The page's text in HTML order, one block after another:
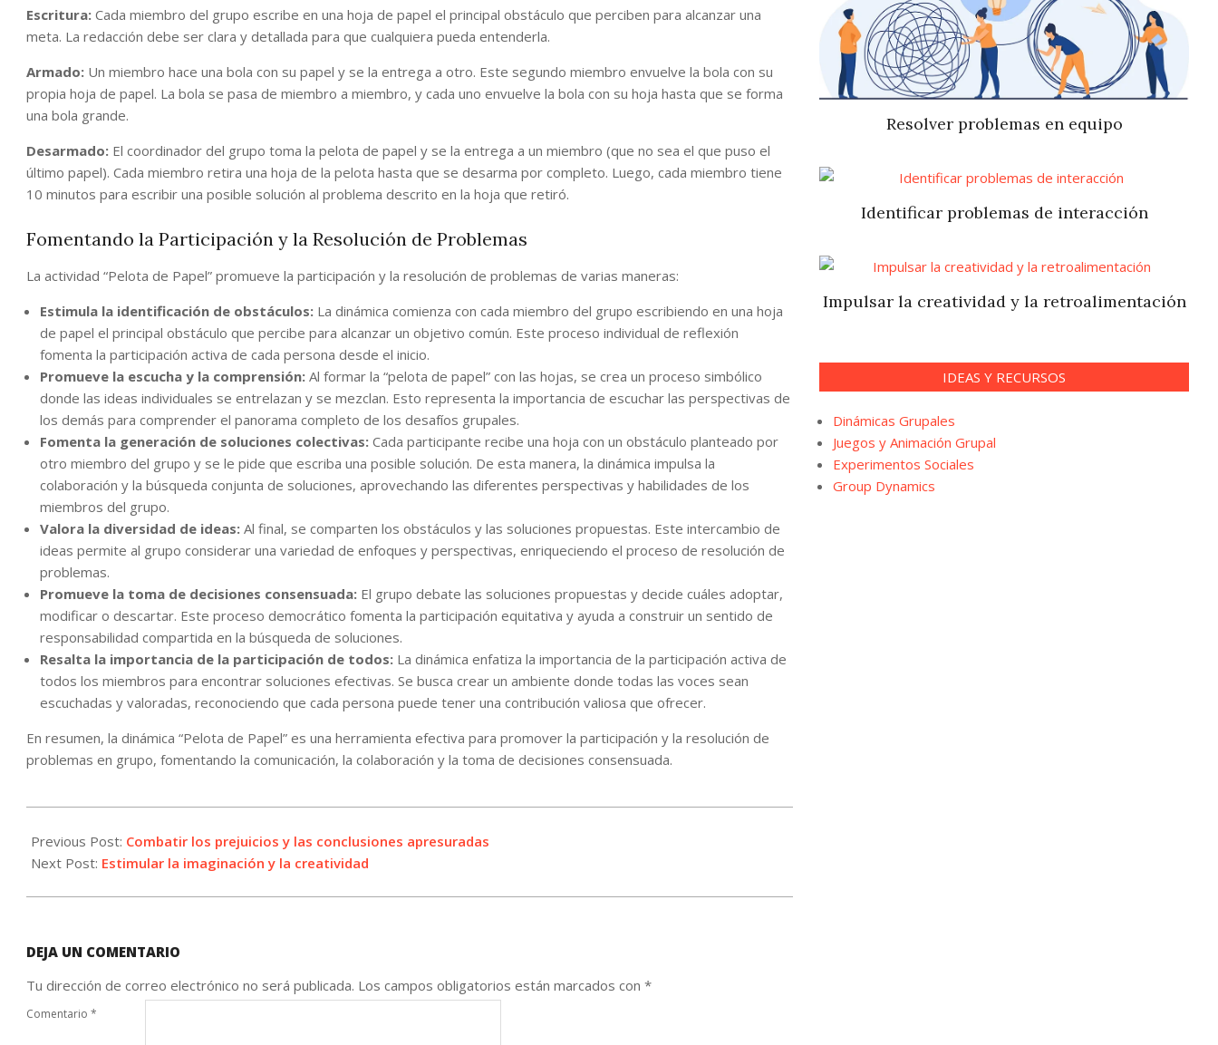
Escritura: Cada miembro del grupo escribe en una hoja de papel el principal obstáculo que perciben para alcanzar una
meta. La redacción debe ser clara y detallada para que cualquiera pueda entenderla.
Armado: Un miembro hace una bola con su papel y se la entrega a otro. Este segundo miembro envuelve la bola con su
propia hoja de papel. La bola se pasa de miembro a miembro, y cada uno envuelve la bola con su hoja hasta que se forma
una bola grande.
Desarmado: El coordinador del grupo toma la pelota de papel y se la entrega a un miembro (que no sea el que puso el
último papel). Cada miembro retira una hoja de la pelota hasta que se desarma por completo. Luego, cada miembro tiene
10 minutos para escribir una posible solución al problema descrito en la hoja que retiró.
Fomentando la Participación y la Resolución de Problemas
La actividad “Pelota de Papel” promueve la participación y la resolución de problemas de varias maneras:
Estimula la identificación de obstáculos: La dinámica comienza con cada miembro del grupo escribiendo en una hoja
de papel el principal obstáculo que percibe para alcanzar un objetivo común. Este proceso individual de reflexión
fomenta la participación activa de cada persona desde el inicio.
Promueve la escucha y la comprensión: Al formar la “pelota de papel” con las hojas, se crea un proceso simbólico
donde las ideas individuales se entrelazan y se mezclan. Esto representa la importancia de escuchar las perspectivas de
los demás para comprender el panorama completo de los desafíos grupales.
Fomenta la generación de soluciones colectivas: Cada participante recibe una hoja con un obstáculo planteado por
otro miembro del grupo y se le pide que escriba una posible solución. De esta manera, la dinámica impulsa la
colaboración y la búsqueda conjunta de soluciones, aprovechando las diferentes perspectivas y habilidades de los
miembros del grupo.
Valora la diversidad de ideas: Al final, se comparten los obstáculos y las soluciones propuestas. Este intercambio de
ideas permite al grupo considerar una variedad de enfoques y perspectivas, enriqueciendo el proceso de resolución de
problemas.
Promueve la toma de decisiones consensuada: El grupo debate las soluciones propuestas y decide cuáles adoptar,
modificar o descartar. Este proceso democrático fomenta la participación equitativa y ayuda a construir un sentido de
responsabilidad compartida en la búsqueda de soluciones.
Resalta la importancia de la participación de todos: La dinámica enfatiza la importancia de la participación activa de
todos los miembros para encontrar soluciones efectivas. Se busca crear un ambiente donde todas las voces sean
escuchadas y valoradas, reconociendo que cada persona puede tener una contribución valiosa que ofrecer.
En resumen, la dinámica “Pelota de Papel” es una herramienta efectiva para promover la participación y la resolución de
problemas en grupo, fomentando la comunicación, la colaboración y la toma de decisiones consensuada.
11-
05
Previous Post: Combatir los prejuicios y las conclusiones apresuradas
Next Post: Estimular la imaginación y la creatividad
DEJA UN COMENTARIO
Tu dirección de correo electrónico no será publicada. Los campos obligatorios están marcados con *
Comentario *
Resolver problemas en equipo
Identificar problemas de interacción
Impulsar la creatividad y la retroalimentación
IDEAS Y RECURSOS
Dinámicas Grupales
Juegos y Animación Grupal
Experimentos Sociales
Group Dynamics